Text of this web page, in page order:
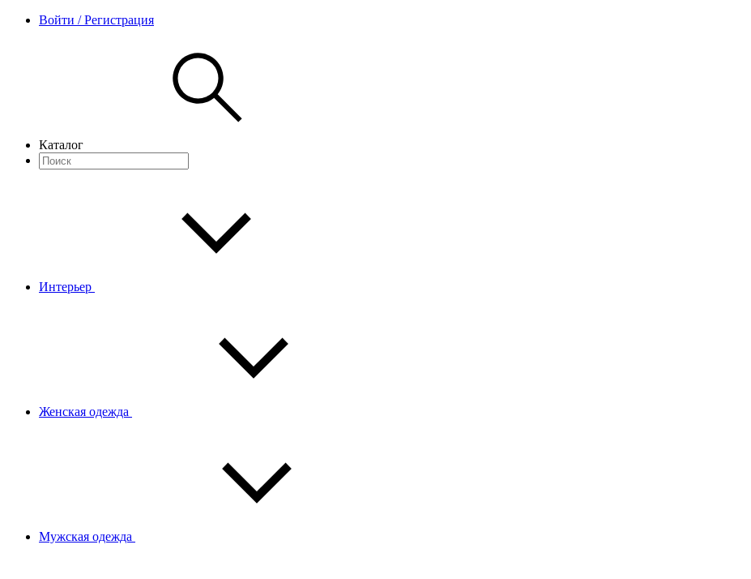
Войти / Регистрация
Каталог
Интерьер
Женская одежда
Мужская одежда